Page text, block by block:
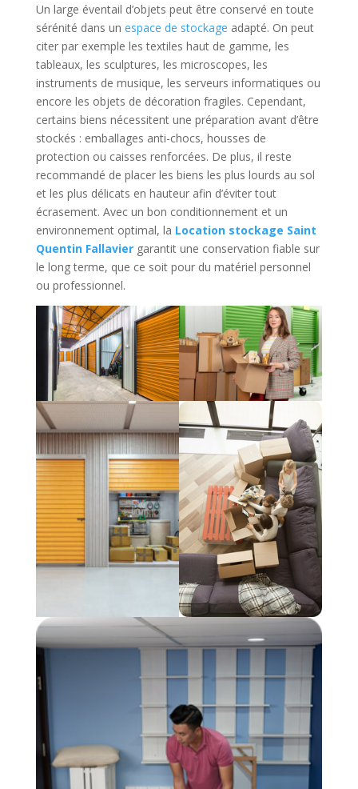
Un large éventail d’objets peut être conservé en toute
sérénité dans un espace de stockage adapté. On peut
citer par exemple les textiles haut de gamme, les
tableaux, les sculptures, les microscopes, les
instruments de musique, les serveurs informatiques ou
encore les objets de décoration fragiles. Cependant,
certains biens nécessitent une préparation avant d’être
stockés : emballages anti-chocs, housses de
protection ou caisses renforcées. De plus, il reste
recommandé de placer les biens les plus lourds au sol
et les plus délicats en hauteur afin d’éviter tout
écrasement. Avec un bon conditionnement et un
environnement optimal, la Location stockage Saint
Quentin Fallaviergarantit une conservation fiable sur
le long terme, que ce soit pour du matériel personnel
ou professionnel.